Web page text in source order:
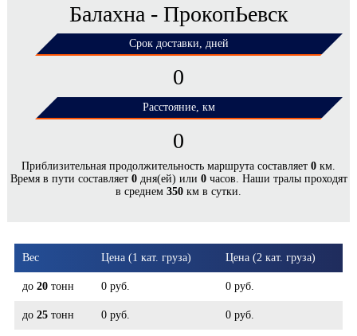
Балахна - ПрокопЬевск
Срок доставки, дней
0
Расстояние, км
0
Приблизительная продолжительность маршрута составляет 0 км.
Время в пути составляет 0дня(ей) или 0часов. Наши тралы проходят
в среднем 350 км в сутки.
ЦЕНЫ НА ПЕРЕВОЗКУ НЕГАБАРИТНЫХ
ГРУЗОВ ПО МАРШРУТУ БАЛАХНА -
ПРОКОПЬЕВСК*
Вес Цена (1 кат. груза) Цена (2 кат. груза)
до 20тонн 0 руб. 0 руб.
до 25тонн 0 руб. 0 руб.